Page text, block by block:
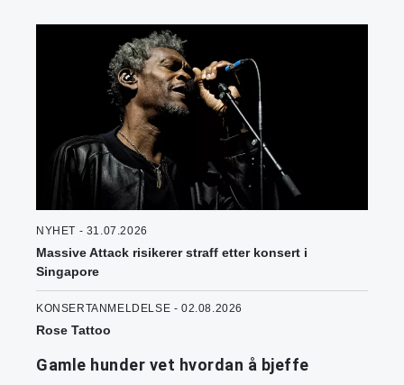
NYHET - 31.07.2026
Massive Attack risikerer straff etter konsert i
Singapore
KONSERTANMELDELSE - 02.08.2026
Rose Tattoo
Gamle hunder vet hvordan å bjeffe